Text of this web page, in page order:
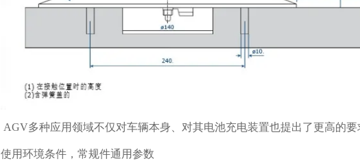
AGV多种应用领域不仅对车辆本身、对其电池充电装置也提出了更高的要
使用环境条件，常规件通用参数